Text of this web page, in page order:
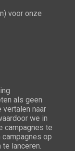
voor onze
als geen
naar
we in
campagnes te
op
lanceren.